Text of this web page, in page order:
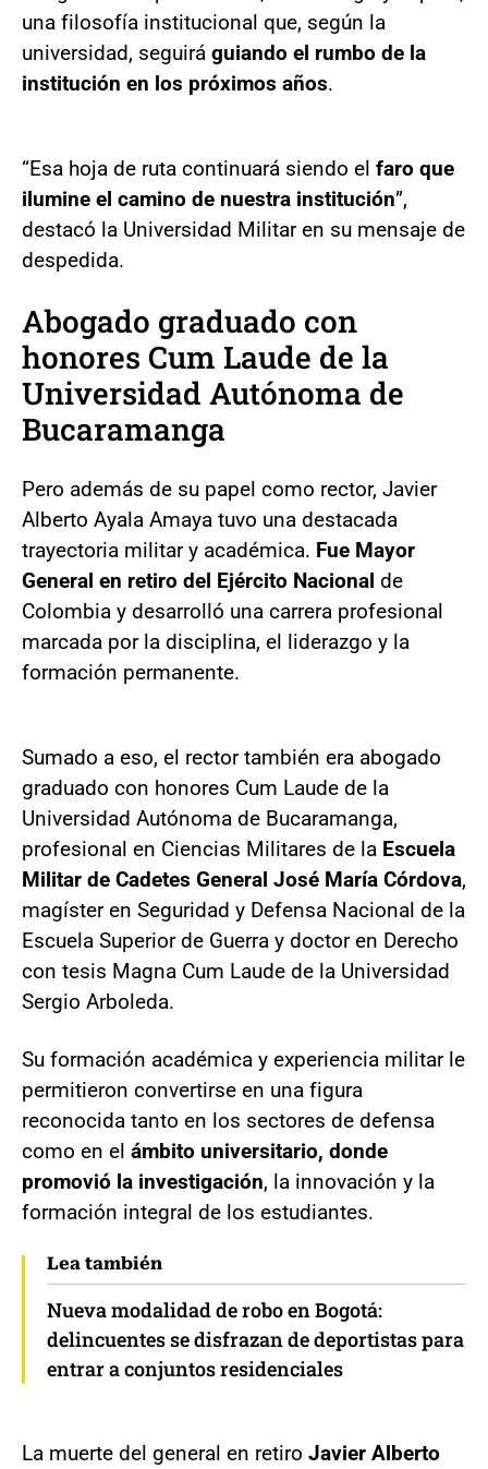
una filosofía institucional que, según la
universidad, seguirá guiando el rumbo de la
institución en los próximos años.
“Esa hoja de ruta continuará siendo el faro que
ilumine el camino de nuestra institución”,
destacó la Universidad Militar en su mensaje de
despedida.
Abogado graduado con
honores Cum Laude de la
Universidad Autónoma de
Bucaramanga
Pero además de su papel como rector, Javier
Alberto Ayala Amaya tuvo una destacada
trayectoria militar y académica. Fue Mayor
General en retiro del Ejército Nacional de
Colombia y desarrolló una carrera profesional
marcada por la disciplina, el liderazgo y la
formación permanente.
Sumado a eso, el rector también era abogado
graduado con honores Cum Laude de la
Universidad Autónoma de Bucaramanga,
profesional en Ciencias Militares de la Escuela
Militar de Cadetes General José María Córdova,
magíster en Seguridad y Defensa Nacional de la
Escuela Superior de Guerra y doctor en Derecho
con tesis Magna Cum Laude de la Universidad
Sergio Arboleda.
Su formación académica y experiencia militar le
permitieron convertirse en una figura
reconocida tanto en los sectores de defensa
como en el ámbito universitario, donde
promovió la investigación, la innovación y la
formación integral de los estudiantes.
Lea también
Nueva modalidad de robo en Bogotá:
delincuentes se disfrazan de deportistas para
entrar a conjuntos residenciales
La muerte del general en retiro Javier Alberto